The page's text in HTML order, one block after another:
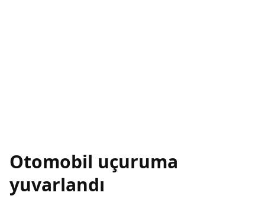
Otomobil uçuruma
yuvarlandı